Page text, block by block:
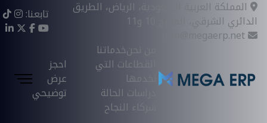
المملكة العربية السعودية، الرياض، الطريق
الدائري الشرقي، المخرج 10 و11
info@megaerp.net
تابعنا:
من نحنخدماتنا
القطاعات التي
نخدمها
دراسات الحالة
شركاء النجاح
احجز
عرض
توضيحي